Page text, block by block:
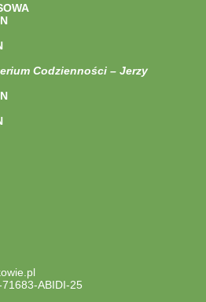
Codzienności – Jerzy
ABIDI-25